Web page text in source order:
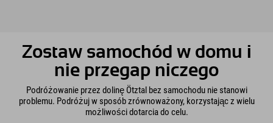
Zostaw samochód w domu i
nie przegap niczego
Podróżowanie przez dolinę Ötztal bez samochodu nie stanowi
problemu. Podróżuj w sposób zrównoważony, korzystając z wielu
możliwości dotarcia do celu.